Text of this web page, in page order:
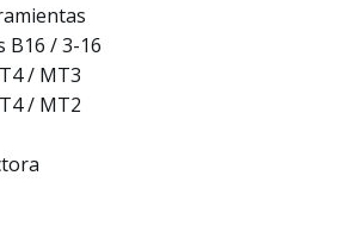
B16 / 3-16
/ MT3
/ MT2